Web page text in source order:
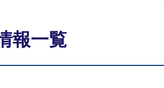
報一覧